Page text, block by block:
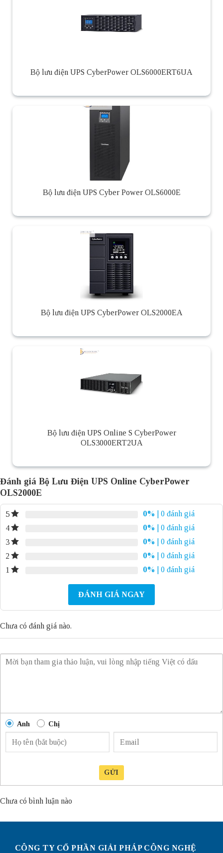
Bộ lưu điện UPS CyberPower OLS6000ERT6UA
Bộ lưu điện UPS Cyber Power OLS6000E
Bộ lưu điện UPS CyberPower OLS2000EA
Bộ lưu điện UPS Online S CyberPower
OLS3000ERT2UA
Đánh giá Bộ Lưu Điện UPS Online CyberPower
OLS2000E
5 0%
| 0 đánh giá
4
0%
| 0 đánh giá
3
0%
| 0 đánh giá
2
0%
| 0 đánh giá
1
0% | 0 đánh giá
ĐÁNH GIÁ NGAY
Chưa có đánh giá nào.
Anh Chị
GỬI
Chưa có bình luận nào
CÔNG TY CỔ PHẦN GIẢI PHÁP CÔNG NGHỆ